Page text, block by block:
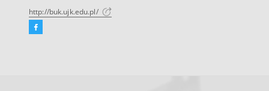
http://buk.ujk.edu.pl/
Facebook